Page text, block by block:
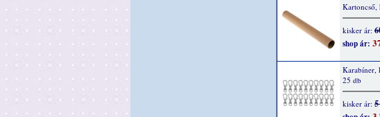
kisker ár:
shop ár:
Karabíner,
25 db
kisker ár: